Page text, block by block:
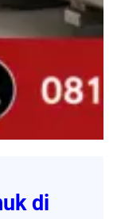
di